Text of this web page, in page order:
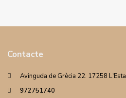
Contacte
Avinguda de Grècia 22. 17258
972751740